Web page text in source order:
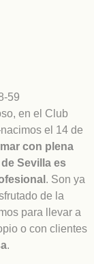
en el Club
el 14 de
con plena
Sevilla es
. Son ya
de la
para llevar a
o con clientes
.